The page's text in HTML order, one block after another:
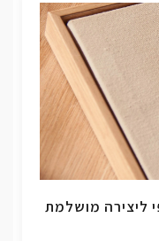
ליצירה מושלמת